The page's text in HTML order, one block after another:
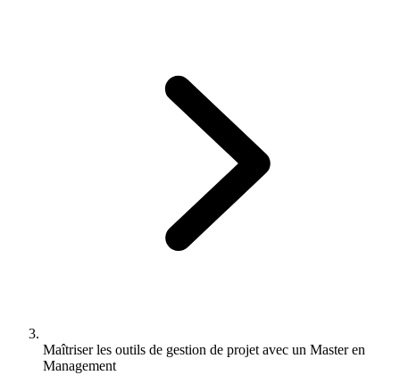
Maîtriser les outils de gestion de projet avec un Master en
Management